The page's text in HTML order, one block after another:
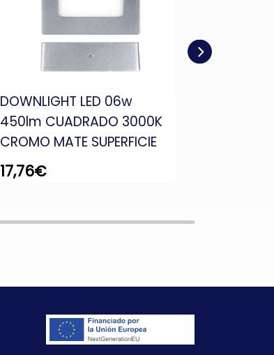
DOWNLIGHT LED 06w
450lm CUADRADO 3000K
CROMO MATE SUPERFICIE
17,76€